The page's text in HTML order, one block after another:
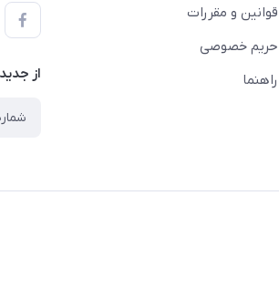
قوانین و مقررات
حریم خصوصی
راهنما
از